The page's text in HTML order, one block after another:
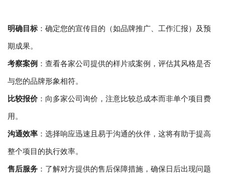
明确目标 ：确定您的宣传目的（如品牌推广、工作汇报）及预
期成果。
考察案例 ：查看各家公司提供的样片或案例，评估其风格是否
与您的品牌形象相符。
比较报价 ：向多家公司询价，注意比较总成本而非单个项目费
用。
沟通效率 ：选择响应迅速且易于沟通的伙伴，这将有助于提高
整个项目的执行效率。
售后服务 ：了解对方提供的售后保障措施，确保日后出现问题